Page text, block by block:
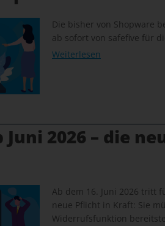
Die bisher von Shopware
ab sofort von safefive für
Weiterlesen
2026 – die
Ab dem 16. Juni 2026 tritt
neue Pflicht in Kraft: Sie
Widerrufsfunktion